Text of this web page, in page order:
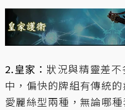
2.皇家： 狀況與精靈差
中，偏快的牌組有傳統
愛麗絲型兩種，無論哪